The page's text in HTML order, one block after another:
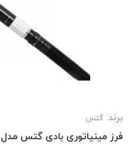
برند: گتس
فرز مینیاتوری بادی گتس مدل GP-0571S